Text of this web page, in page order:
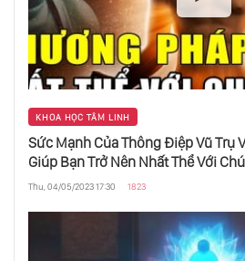
Hiền Lành Là
Bản Ngã Là Gì?
Nghệ Thuật Kính
KHOA HỌC TÂM LINH
Sức Mạnh Của Thông Điệp Vũ Trụ
Giúp Bạn Trở Nên Nhất Thể Với
Thu, 04/05/2023 17:30 1823